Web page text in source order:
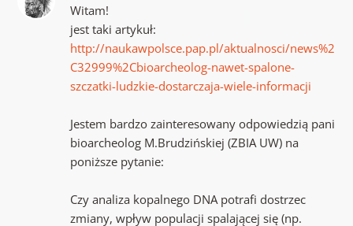
Witam!
jest taki artykuł:
http://naukawpolsce.pap.pl/aktualnosci/news%2
C32999%2Cbioarcheolog-nawet-spalone-
szczatki-ludzkie-dostarczaja-wiele-informacji
Jestem bardzo zainteresowany odpowiedzią pani
bioarcheolog M.Brudzińskiej (ZBIA UW) na
poniższe pytanie:
Czy analiza kopalnego DNA potrafi dostrzec
zmiany, wpływ populacji spalającej się (np.